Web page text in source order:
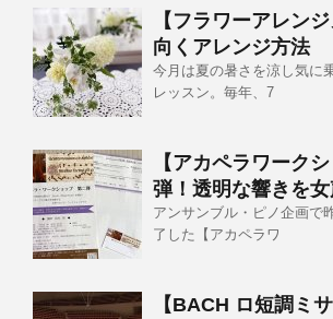
【フラワーアレン
向くアレンジ方法
今月は夏の暑さを涼し気に
レッスン。毎年、7
【アカペラワーク
弾！透明な響きを女
アンサンブル・ピノ企画で
了した【アカペラワ
【BACH ロ短調ミ